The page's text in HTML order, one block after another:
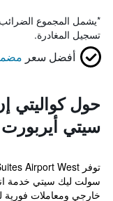
*يشمل المجموع
تسجيل المغادرة.
أفضل سعر
حول كواليتي
سيتي
سولت ليك سيتي خدمة